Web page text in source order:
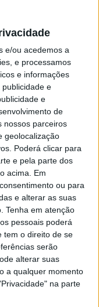
e/ou acedemos a
e processamos
e informações
e
e
de
nossos parceiros
geolocalização
Poderá clicar para
e pela parte dos
acima. Em
ou para
e alterar as suas
Tenha em atenção
pessoais poderá
tem o direito de se
serão
alterar suas
a qualquer momento
na parte
de
a executar
pavimentação